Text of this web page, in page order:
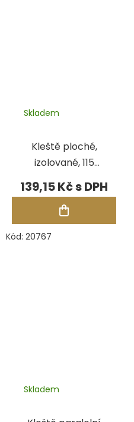
Kleště ploché,
izolované, 115
mm
Skladem
139,15 Kč
Kód: 20767
Skladem